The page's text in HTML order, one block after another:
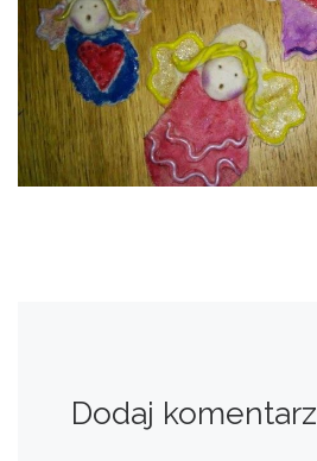
Dodaj komentarz